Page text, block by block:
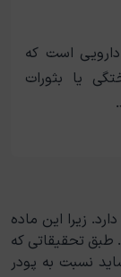
است که
یا بثورات
وجود دارد. زیرا این ماده
طبق تحقیقاتی که
نسبت به پودر